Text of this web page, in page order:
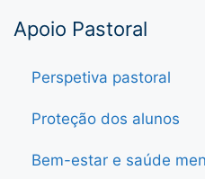
Apoio Pastoral
Perspetiva pastoral
Proteção dos alunos
Bem-estar e saúde